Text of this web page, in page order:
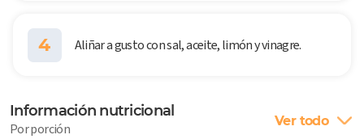
4 Aliñar a gusto con sal, aceite, limón y vinagre.
Información nutricional
Por porción Ver todo